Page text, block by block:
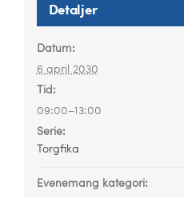
Detaljer
Datum:
6 april 2030
Tid:
09:00–13:00
Serie:
Torgfika
Evenemang kategori: